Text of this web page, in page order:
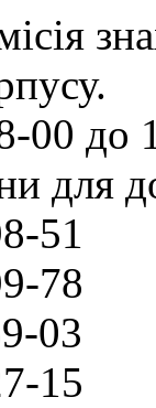
00 до
для
51
78
03
15